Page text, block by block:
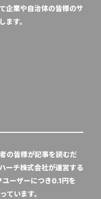
企業や自治体の皆様のサ
ます。
の皆様が記事を読むだ
ーチ株式会社が運営する
ユーザーにつき0.1円を
ています。